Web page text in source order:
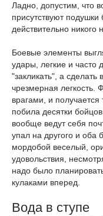
Ладно, допустим, что
присутствуют подушки
действительно никого
Боевые элементы
удары, легкие и часто
"закликать", а сделать
чрезмерная легкость.
врагами, и получается
побила десятки
вообще ведут себя
упал на другого и оба
мордобой веселый,
удовольствия,
надо было
кулаками вперед.
Вода в ступе